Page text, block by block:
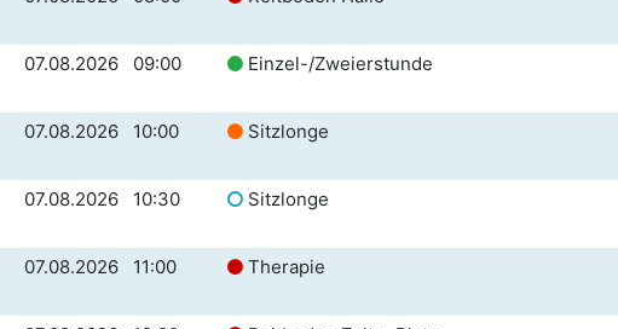
07.08.2026 09:00
Einzel-/Zweierstunde
07.08.2026 10:00
Sitzlonge
07.08.2026 10:30
Sitzlonge
07.08.2026 11:00
Therapie